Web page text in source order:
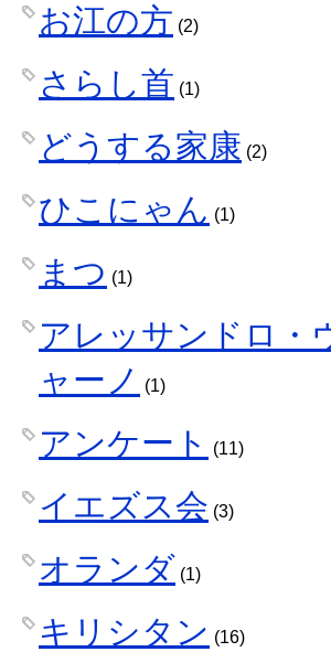
お江の方 (2)
さらし首 (1)
どうする家康 (2)
ひこにゃん (1)
まつ (1)
アレッサンドロ・
ャーノ
(1)
アンケート (11)
イエズス会 (3)
オランダ (1)
キリシタン (16)